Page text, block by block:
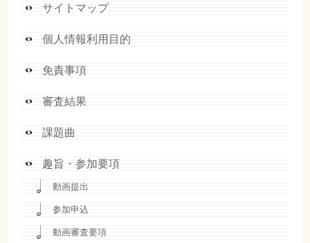
サイトマップ
個人情報利用目的
免責事項
審査結果
課題曲
趣旨・参加要項
動画提出
参加申込
動画審査要項